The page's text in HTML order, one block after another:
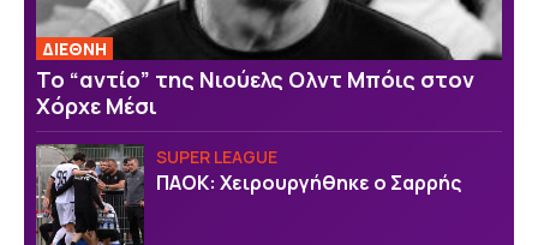
ΔΙΕΘΝΗ
Το “αντίο” της Νιούελς Ολντ Μπόις στον
Χόρχε Μέσι
SUPER LEAGUE
ΠΑΟΚ: Χειρουργήθηκε ο Σαρρής